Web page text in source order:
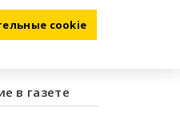
в газете
cookie